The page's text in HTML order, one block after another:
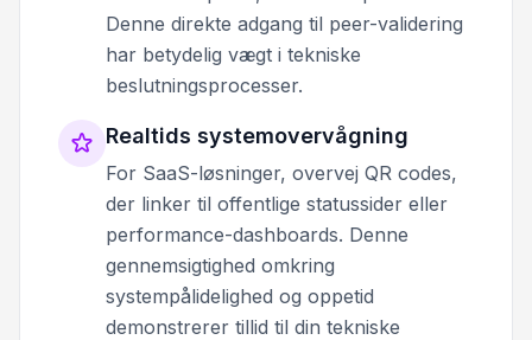
Denne direkte adgang til peer-validering
har betydelig vægt i tekniske
beslutningsprocesser.
Realtids systemovervågning
For SaaS-løsninger, overvej QR codes,
der linker til offentlige statussider eller
performance-dashboards. Denne
gennemsigtighed omkring
systempålidelighed og oppetid
demonstrerer tillid til din tekniske